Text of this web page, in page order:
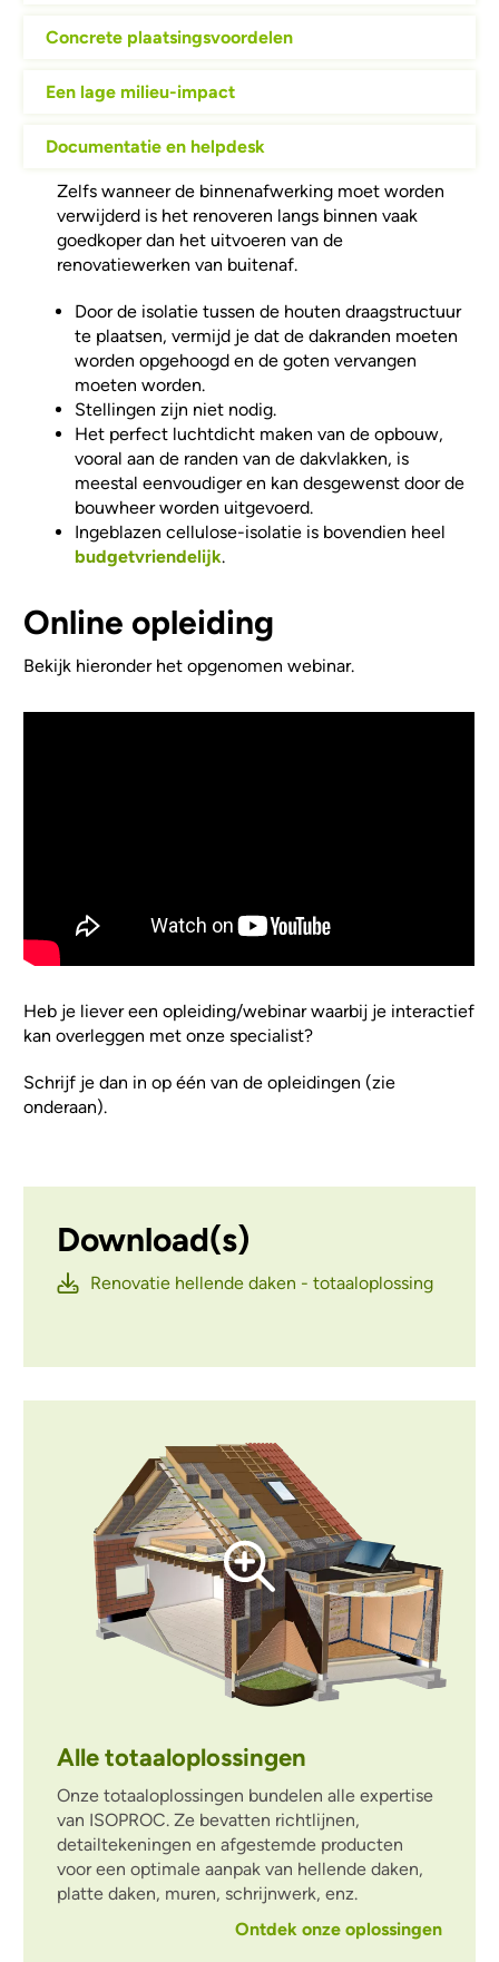
Concrete plaatsingsvoordelen
Een lage milieu-impact
Documentatie en helpdesk
Zelfs wanneer de binnenafwerking moet worden
verwijderd is het renoveren langs binnen vaak
goedkoper dan het uitvoeren van de
renovatiewerken van buitenaf.
Door de isolatie tussen de houten draagstructuur
te plaatsen, vermijd je dat de dakranden moeten
worden opgehoogd en de goten vervangen
moeten worden.
Stellingen zijn niet nodig.
Het perfect luchtdicht maken van de opbouw,
vooral aan de randen van de dakvlakken, is
meestal eenvoudiger en kan desgewenst door de
bouwheer worden uitgevoerd.
Ingeblazen cellulose-isolatie is bovendien heel
budgetvriendelijk.
Online opleiding
Bekijk hieronder het opgenomen webinar.
Heb je liever een opleiding/webinar waarbij je interactief
kan overleggen met onze specialist?
Schrijf je dan in op één van de opleidingen (zie
onderaan).
Download(s)
Renovatie hellende daken - totaaloplossing
Alle totaaloplossingen
Onze totaaloplossingen bundelen alle expertise
van ISOPROC. Ze bevatten richtlijnen,
detailtekeningen en afgestemde producten
voor een optimale aanpak van hellende daken,
platte daken, muren, schrijnwerk, enz.
Ontdek onze oplossingen